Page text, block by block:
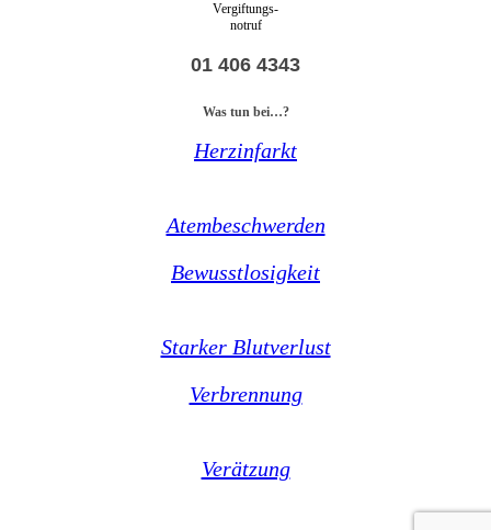
Vergiftungs-
notruf
01 406 4343
Was tun bei…?
Herzinfarkt
Atembeschwerden
Bewusstlosigkeit
Starker Blutverlust
Verbrennung
Verätzung